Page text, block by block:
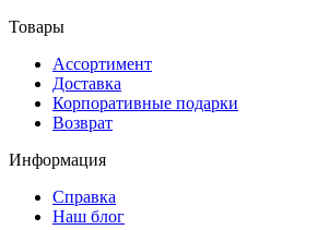
Товары
Ассортимент
Доставка
Корпоративные подарки
Возврат
Информация
Справка
Наш блог